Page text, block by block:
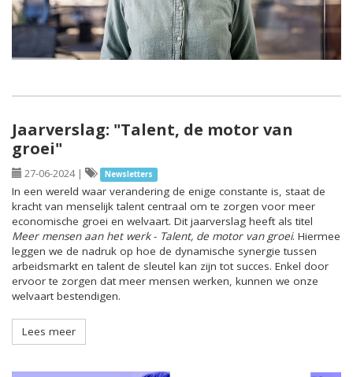
Jaarverslag: "Talent, de motor van
groei"
27-06-2024 | Newsletters
In een wereld waar verandering de enige constante is, staat de
kracht van menselijk talent centraal om te zorgen voor meer
economische groei en welvaart. Dit jaarverslag heeft als titel
Meer mensen aan het werk- Talent, de motor van groei. Hiermee
leggen we de nadruk op hoe de dynamische synergie tussen
arbeidsmarkt en talent de sleutel kan zijn tot succes. Enkel door
ervoor te zorgen dat meer mensen werken, kunnen we onze
welvaart bestendigen.
Lees meer